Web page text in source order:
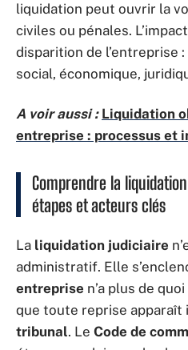
liquidation peut ouvrir la
civiles ou pénales.
disparition de l’entreprise
social, économique,
A voir aussi : Liquidation
entreprise : processus et
Comprendre la
étapes et acteurs clés
La liquidation judiciaire
administratif. Elle
entreprise n’a plus de
que toute reprise apparaît
tribunal. Le Code de